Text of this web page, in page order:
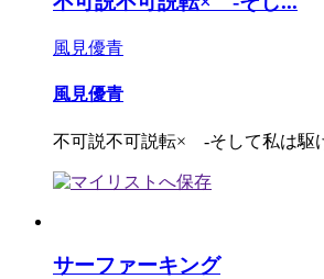
風見優青
風見優青
不可説不可説転× -そして私は駆
サーファーキング